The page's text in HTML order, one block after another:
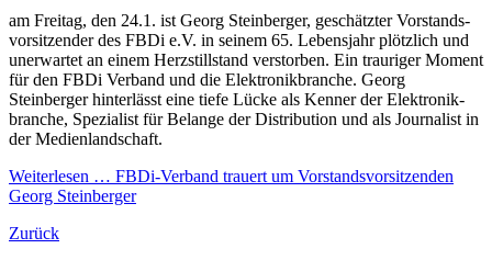
am Freitag, den 24.1. ist Georg Steinberger, geschätzter Vor­stands­
vor­sit­zender des FBDi e.V. in seinem 65. Lebensjahr plötzlich und
un­er­war­tet an einem Herz­still­stand ver­storben. Ein trauriger Moment
für den FBDi Verband und die Elek­tro­nik­branche. Georg
Steinberger hin­ter­lässt eine tiefe Lücke als Kenner der Elek­tro­nik­
branche, Spezialist für Belange der Dis­tri­bution und als Jour­nalist in
der Medien­land­schaft.
Weiterlesen … FBDi-Verband trauert um Vorstandsvorsitzenden
Georg Steinberger
Zurück